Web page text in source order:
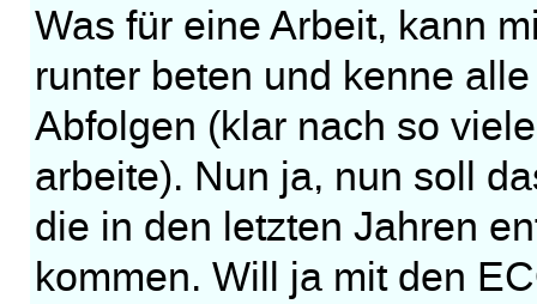
Was für eine Arbeit, kann
runter beten und kenne
Abfolgen (klar nach so
arbeite). Nun ja, nun soll
die in den letzten Jahren
kommen. Will ja mit den